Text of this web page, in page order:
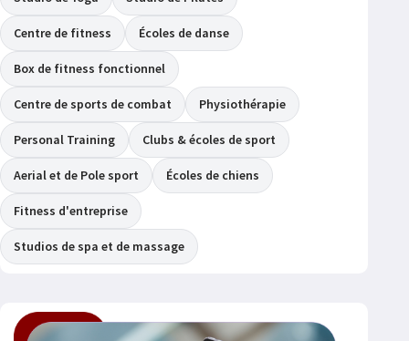
Centre de fitness Écoles de danse
Box de fitness fonctionnel
Centre de sports de combat Physiothérapie
Personal Training Clubs & écoles de sport
Aerial et de Pole sport Écoles de chiens
Fitness d'entreprise
Studios de spa et de massage